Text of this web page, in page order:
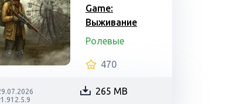
Game:
Выживание
Ролевые
470
265 MB